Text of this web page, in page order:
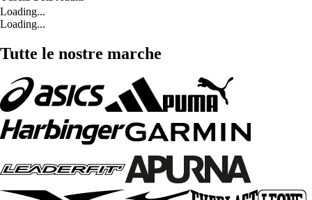
Loading...
Loading...
Tutte le nostre marche